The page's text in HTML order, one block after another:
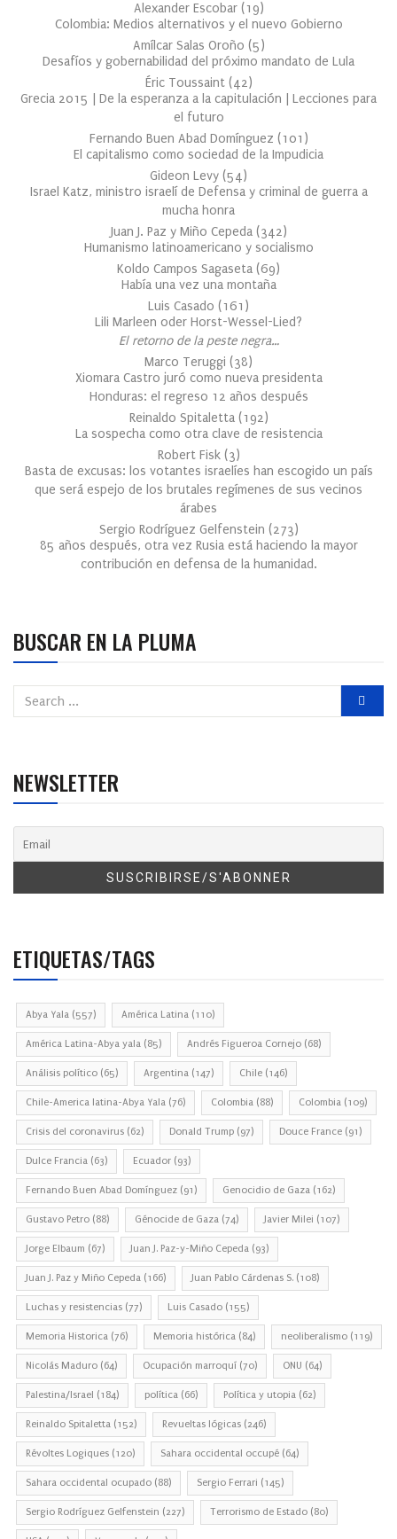
Alexander Escobar (19)
Colombia: Medios alternativos y el nuevo Gobierno
Amílcar Salas Oroño (5)
Desafíos y gobernabilidad del próximo mandato de Lula
Éric Toussaint (42)
Grecia 2015 | De la esperanza a la capitulación | Lecciones para
el futuro
Fernando Buen Abad Domínguez (101 )
El capitalismo como sociedad de la Impudicia
Gideon Levy (54)
Israel Katz, ministro israelí de Defensa y criminal de guerra a
mucha honra
Juan J. Paz y Miño Cepeda (342)
Humanismo latinoamericano y socialismo
Koldo Campos Sagaseta (69)
Había una vez una montaña
Luis Casado (161 )
Lili Marleen oder Horst-Wessel-Lied?
El retorno de la peste negra…
Marco Teruggi (38)
Xiomara Castro juró como nueva presidenta
Honduras: el regreso 12 años después
Reinaldo Spitaletta (192)
La sospecha como otra clave de resistencia
Robert Fisk (3)
Basta de excusas: los votantes israelíes han escogido un país
que será espejo de los brutales regímenes de sus vecinos
árabes
Sergio Rodríguez Gelfenstein (273)
85 años después, otra vez Rusia está haciendo la mayor
contribución en defensa de la humanidad.
BUSCAR EN LA PLUMA
NEWSLETTER
ETIQUETAS/TAGS
Abya Yala (557) América Latina (110)
América Latina-Abya yala (85) Andrés Figueroa Cornejo (68)
Análisis político (65) Argentina (147) Chile (146)
Chile-America latina-Abya Yala (76) Colombia (88) Colombia (109)
Crisis del coronavirus (62) Donald Trump (97) Douce France (91)
Dulce Francia (63) Ecuador (93)
Fernando Buen Abad Domínguez (91) Genocidio de Gaza (162)
Gustavo Petro (88) Génocide de Gaza (74) Javier Milei (107)
Jorge Elbaum (67) Juan J. Paz-y-Miño Cepeda (93)
Juan J. Paz y Miño Cepeda (166) Juan Pablo Cárdenas S. (108)
Luchas y resistencias (77) Luis Casado (155)
Memoria Historica (76) Memoria histórica (84) neoliberalismo (119)
Nicolás Maduro (64) Ocupación marroquí (70) ONU (64)
Palestina/Israel (184) política (66) Política y utopia (62)
Reinaldo Spitaletta (152) Revueltas lógicas (246)
Révoltes Logiques (120) Sahara occidental occupé (64)
Sahara occidental ocupado (88) Sergio Ferrari (145)
Sergio Rodríguez Gelfenstein (227) Terrorismo de Estado (80)